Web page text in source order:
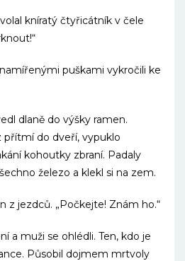
kníratý čtyřicátník v čele
puškami vykročili ke
dlaně do výšky ramen.
přítmí do dveří, vypuklo
kohoutky zbraní. Padaly
železo a klekl si na zem.
z jezdců. „Počkejte! Znám ho.“
a muži se ohlédli. Ten, kdo je
Působil dojmem mrtvoly